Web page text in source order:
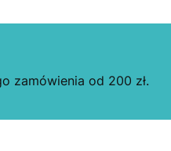
zamówienia od 200 zł.